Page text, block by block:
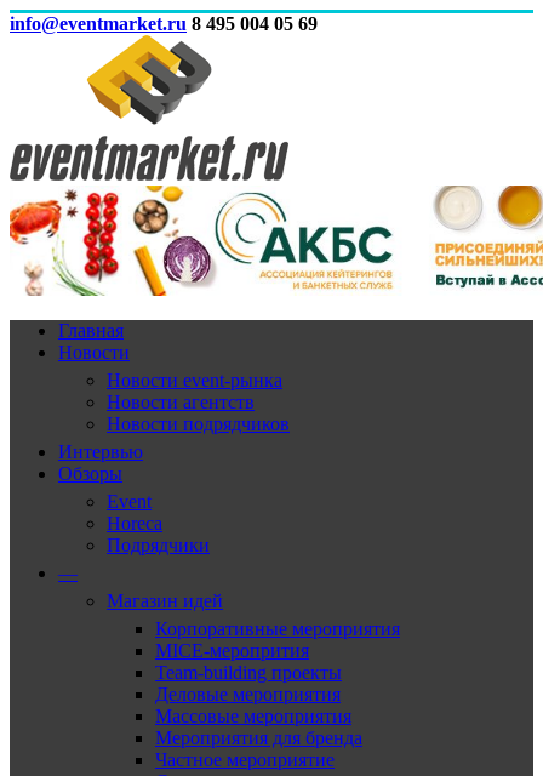
info@eventmarket.ru 8 495 004 05 69
Главная
Новости
Новости event-рынка
Новости агентств
Новости подрядчиков
Интервью
Обзоры
Event
Horeca
Подрядчики
—
Магазин идей
Корпоративные мероприятия
MICE-меропрития
Team-building проекты
Деловые мероприятия
Массовые мероприятия
Мероприятия для бренда
Частное мероприятие